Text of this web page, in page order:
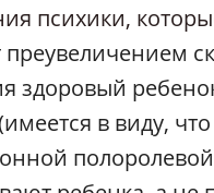
психики,
преувеличением
здоровый
в виду,